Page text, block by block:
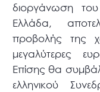
διοργάνωση
Ελλάδα,
προβολής της
μεγαλύτερες
Επίσης θα
ελληνικού